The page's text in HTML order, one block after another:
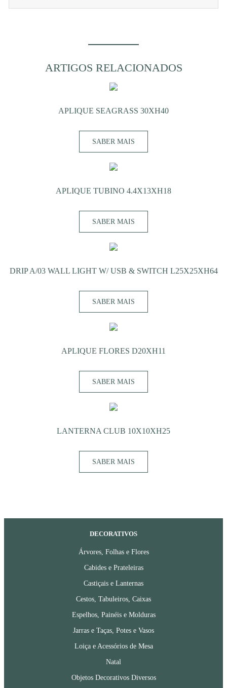
ARTIGOS RELACIONADOS
APLIQUE SEAGRASS 30XH40
SABER MAIS
APLIQUE TUBINO 4.4X13XH18
SABER MAIS
DRIP A/03 WALL LIGHT W/ USB & SWITCH L25X25XH64
SABER MAIS
APLIQUE FLORES D20XH11
SABER MAIS
LANTERNA CLUB 10X10XH25
SABER MAIS
DECORATIVOS
Árvores, Folhas e Flores
Cabides e Prateleiras
Castiçais e Lanternas
Cestos, Tabuleiros, Caixas
Espelhos, Painéis e Molduras
Jarras e Taças, Potes e Vasos
Loiça e Acessórios de Mesa
Natal
Objetos Decorativos Diversos